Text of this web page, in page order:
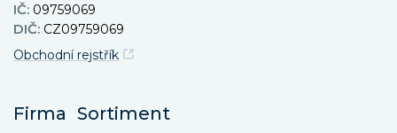
IČ: 09759069
DIČ: CZ09759069
Obchodní rejstřík
Firma Sortiment